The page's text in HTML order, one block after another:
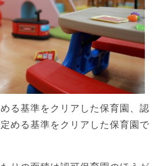
る基準をクリアした保育園、認
める基準をクリアした保育園で